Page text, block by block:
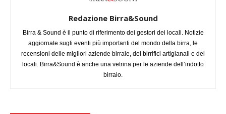
Redazione Birra&Sound
Birra & Sound è il punto di riferimento dei gestori dei locali. Notizie
aggiornate sugli eventi più importanti del mondo della birra, le
recensioni delle migliori aziende birraie, dei birrifici artigianali e dei
locali. Birra&Sound è anche una vetrina per le aziende dell’indotto
birraio.